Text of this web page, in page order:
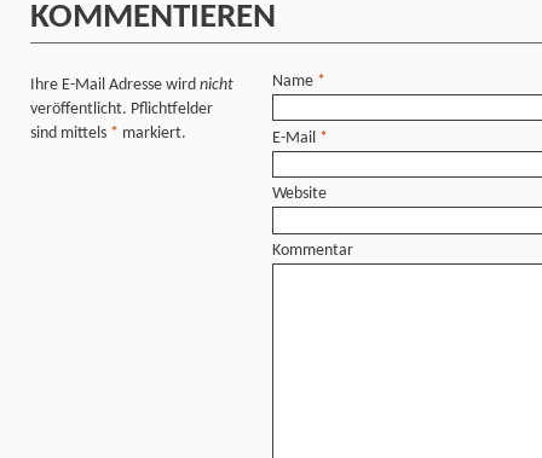
KOMMENTIEREN
Ihre E-Mail Adresse wird nicht
veröffentlicht. Pflichtfelder
sind mittels * markiert.
Name *
E-Mail *
Website
Kommentar